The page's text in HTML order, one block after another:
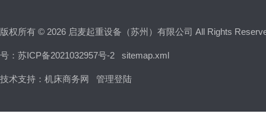
版权所有 © 2026 启麦起重设备（苏州）有限公司 All Rights
号：苏ICP备2021032957号-2 sitemap.xml
技术支持： 机床商务网 管理登陆